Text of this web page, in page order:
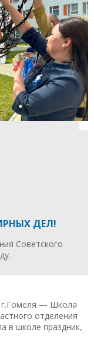
ДЕЛ!
Советского
г.Гомеля — Школа
отделения
в школе праздник,